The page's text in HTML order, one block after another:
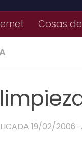
Cosas
19/02/2006